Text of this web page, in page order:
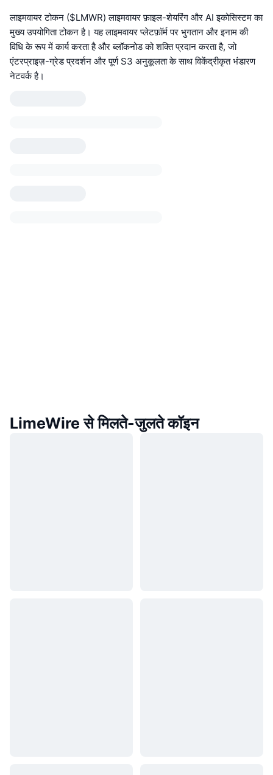
लाइमवायर टोकन ($LMWR) लाइमवायर फ़ाइल-शेयरिंग और AI इकोसिस्टम का
मुख्य उपयोगिता टोकन है। यह लाइमवायर प्लेटफ़ॉर्म पर भुगतान और इनाम की
विधि के रूप में कार्य करता है और ब्लॉकनोड को शक्ति प्रदान करता है, जो
एंटरप्राइज़-ग्रेड प्रदर्शन और पूर्ण S3 अनुकूलता के साथ विकेंद्रीकृत भंडारण
नेटवर्क है।
LimeWire से मिलते-जुलते कॉइन